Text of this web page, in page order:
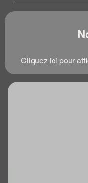
Cliquez ici pour